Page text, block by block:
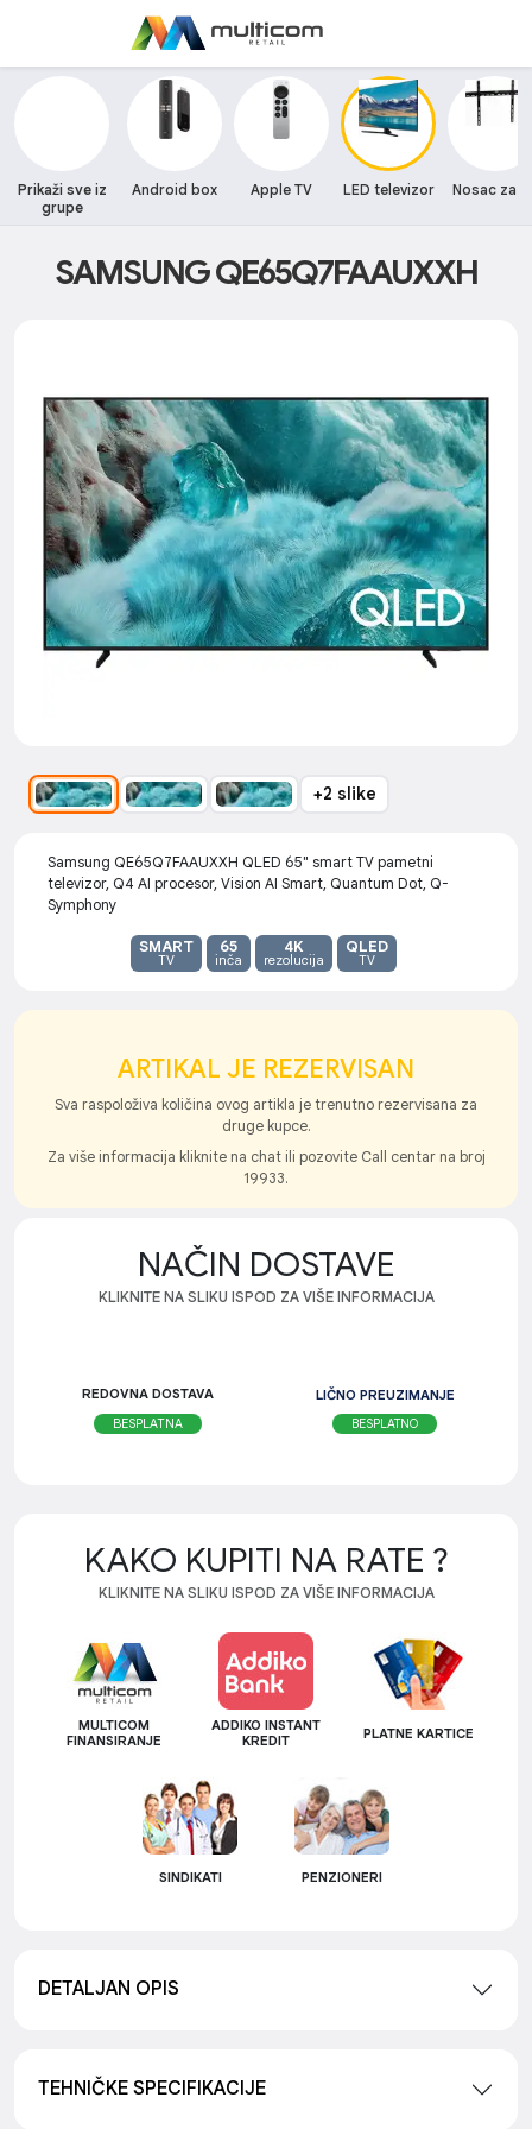
Prikaži sve iz
grupe
Android box Apple TV LED televizor Nosac za
SAMSUNG QE65Q7FAAUXXH
+2 slike
Samsung QE65Q7FAAUXXH QLED 65" smart TV pametni
televizor, Q4 AI procesor, Vision AI Smart, Quantum Dot, Q-
Symphony
SMART
TV
65
inča
4K
rezolucija
QLED
TV
ARTIKAL JE REZERVISAN
Sva raspoloživa količina ovog artikla je trenutno rezervisana za
druge kupce.
Za više informacija kliknite na chat ili pozovite Call centar na broj
19933.
NAČIN DOSTAVE
KLIKNITE NA SLIKU ISPOD ZA VIŠE INFORMACIJA
REDOVNA DOSTAVA
BESPLATNA
LIČNO PREUZIMANJE
BESPLATNO
KAKO KUPITI NA RATE ?
KLIKNITE NA SLIKU ISPOD ZA VIŠE INFORMACIJA
MULTICOM
FINANSIRANJE
ADDIKO INSTANT
KREDIT
PLATNE KARTICE
SINDIKATI PENZIONERI
DETALJAN OPIS
TEHNIČKE SPECIFIKACIJE